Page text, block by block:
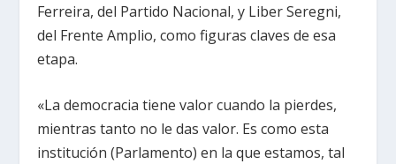
Ferreira, del Partido Nacional, y Liber Seregni,
del Frente Amplio, como figuras claves de esa
etapa.
«La democracia tiene valor cuando la pierdes,
mientras tanto no le das valor. Es como esta
institución (Parlamento) en la que estamos, tal